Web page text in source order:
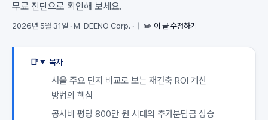
무료 진단으로 확인해 보세요.
2026년 5월 31일 · M-DEENO Corp. · ✏️ 이 글 수정하기
목차
서울 주요 단지 비교로 보는 재건축 ROI 계산
방법의 핵심
공사비 평당 800만 원 시대의 추가분담금 상승